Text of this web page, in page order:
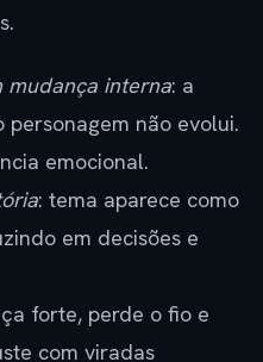
mudança interna: a
personagem não evolui.
emocional.
: tema aparece como
em decisões e
forte, perde o fio e
com viradas